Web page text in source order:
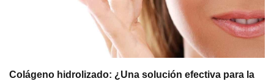
Colágeno hidrolizado: ¿Una solución efectiva para la